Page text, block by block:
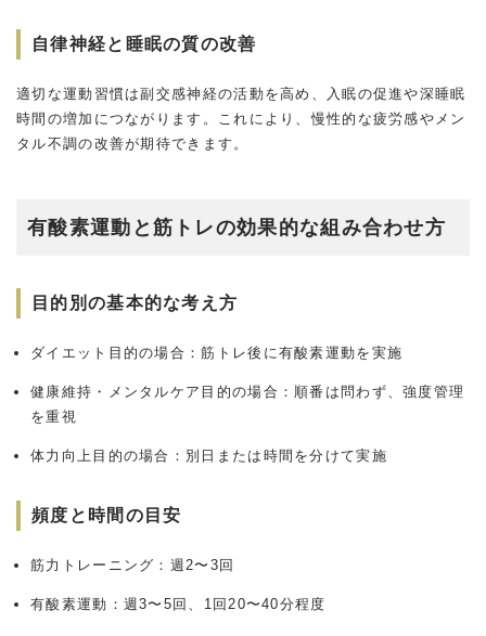
自律神経と睡眠の質の改善
適切な運動習慣は副交感神経の活動を高め、入眠の促進や深睡眠
時間の増加につながります。これにより、慢性的な疲労感やメン
タル不調の改善が期待できます。
有酸素運動と筋トレの効果的な組み合わせ方
目的別の基本的な考え方
ダイエット目的の場合：筋トレ後に有酸素運動を実施
健康維持・メンタルケア目的の場合：順番は問わず、強度管理
を重視
体力向上目的の場合：別日または時間を分けて実施
頻度と時間の目安
筋力トレーニング：週2〜3回
有酸素運動：週3〜5回、1回20〜40分程度